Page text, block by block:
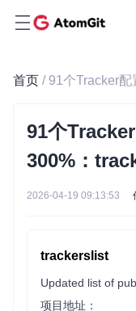
首页
91个
300%：
2026-04-19 09:13:53
trackerslist
Updated list of
项目地址：